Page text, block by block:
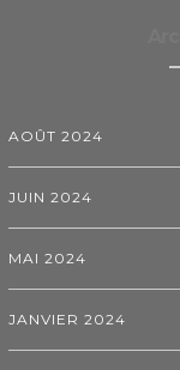
AOÛT 2024
JUIN 2024
MAI 2024
JANVIER 2024